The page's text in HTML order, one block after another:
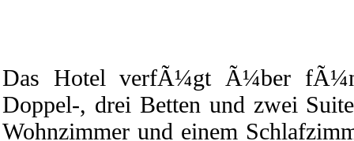
Das Hotel verfÃ¼gt Ã¼ber
Doppel-, drei Betten und zwei
Wohnzimmer und einem